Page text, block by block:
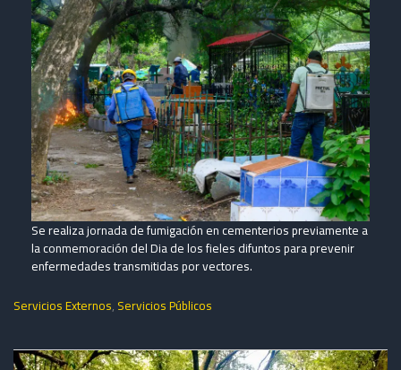
Se realiza jornada de fumigación en cementerios previamente a
la conmemoración del Dia de los fieles difuntos para prevenir
enfermedades transmitidas por vectores.
Servicios Externos,Servicios Públicos